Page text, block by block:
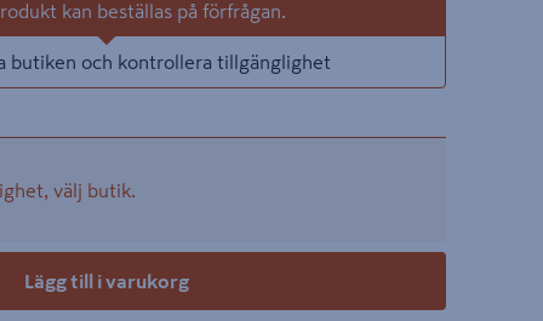
kan beställas på förfrågan.
butiken och kontrollera tillgänglighet
välj butik.
Lägg till i varukorg